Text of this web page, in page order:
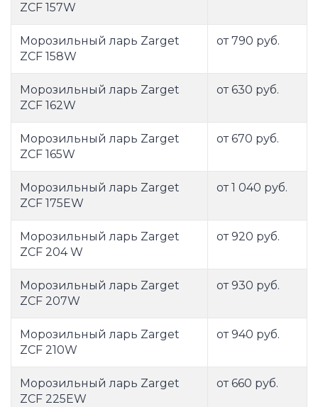
ZCF 157W
Морозильный ларь Zarget
ZCF 158W
от 790 руб.
Морозильный ларь Zarget
ZCF 162W
от 630 руб.
Морозильный ларь Zarget
ZCF 165W
от 670 руб.
Морозильный ларь Zarget
ZCF 175EW
от 1 040 руб.
Морозильный ларь Zarget
ZCF 204 W
от 920 руб.
Морозильный ларь Zarget
ZCF 207W
от 930 руб.
Морозильный ларь Zarget
ZCF 210W
от 940 руб.
Морозильный ларь Zarget
ZCF 225EW
от 660 руб.